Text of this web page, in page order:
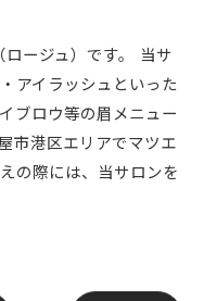
ロージュ）です。 当サ
アイラッシュといった
ブロウ等の眉メニュー
市港区エリアでマツエ
の際には、当サロンを